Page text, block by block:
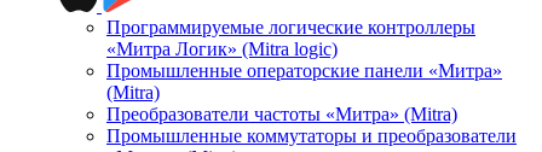
Программируемые логические контроллеры
«Митра Логик» (Mitra logic)
Промышленные операторские панели «Митра»
(Mitra)
Преобразователи частоты «Митра» (Mitra)
Промышленные коммутаторы и преобразователи